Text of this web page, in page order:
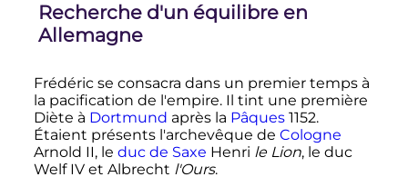
Recherche d'un équilibre en
Allemagne
Frédéric se consacra dans un premier temps à
la pacification de l'empire. Il tint une première
Diète à Dortmund après la Pâques1152.
Étaient présents l'archevêque de Cologne
Arnold II, le duc de Saxe Henri le Lion, le duc
Welf IVet Albrecht l'Ours.